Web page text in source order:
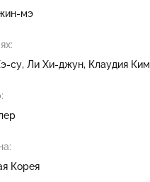
мэ
су Ли Хи-джун Клаудия Ким
Корея